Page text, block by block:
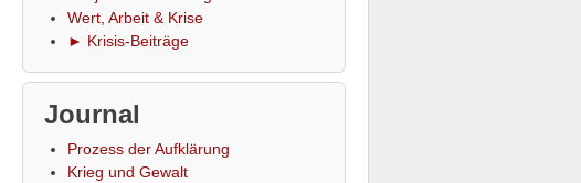
Wert, Arbeit & Krise
► Krisis-Beiträge
Journal
Prozess der Aufklärung
Krieg und Gewalt